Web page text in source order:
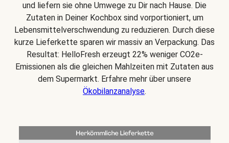
und liefern sie ohne Umwege zu Dir nach Hause. Die
Zutaten in Deiner Kochbox sind vorportioniert, um
Lebensmittelverschwendung zu reduzieren. Durch diese
kurze Lieferkette sparen wir massiv an Verpackung. Das
Resultat: HelloFresh erzeugt 22% weniger CO2e-
Emissionen als die gleichen Mahlzeiten mit Zutaten aus
dem Supermarkt. Erfahre mehr über unsere
Ökobilanzanalyse.